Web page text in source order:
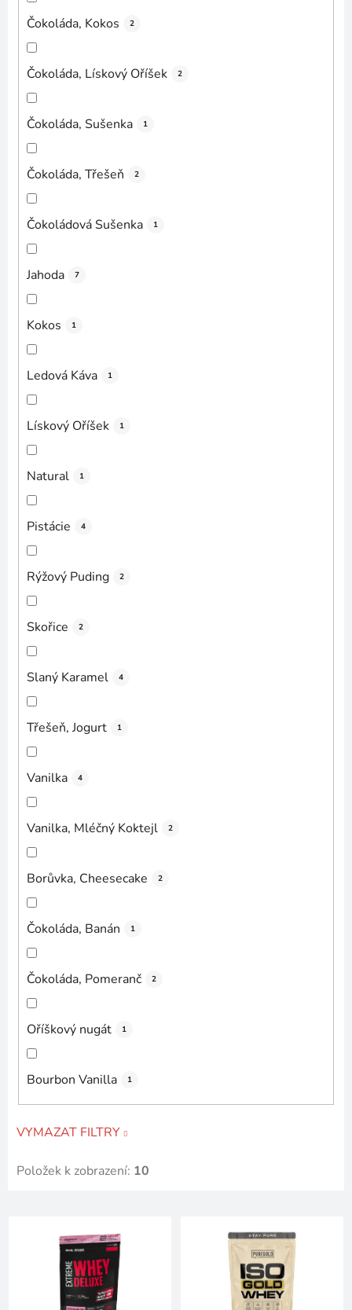
Čokoláda, Kokos 2
Čokoláda, Lískový Oříšek 2
Čokoláda, Sušenka 1
Čokoláda, Třešeň 2
Čokoládová Sušenka 1
Jahoda 7
Kokos 1
Ledová Káva 1
Lískový Oříšek 1
Natural 1
Pistácie 4
Rýžový Puding 2
Skořice 2
Slaný Karamel 4
Třešeň, Jogurt 1
Vanilka 4
Vanilka, Mléčný Koktejl 2
Borůvka, Cheesecake 2
Čokoláda, Banán 1
Čokoláda, Pomeranč 2
Oříškový nugát 1
Bourbon Vanilla 1
VYMAZAT FILTRY
Položek k zobrazení: 10